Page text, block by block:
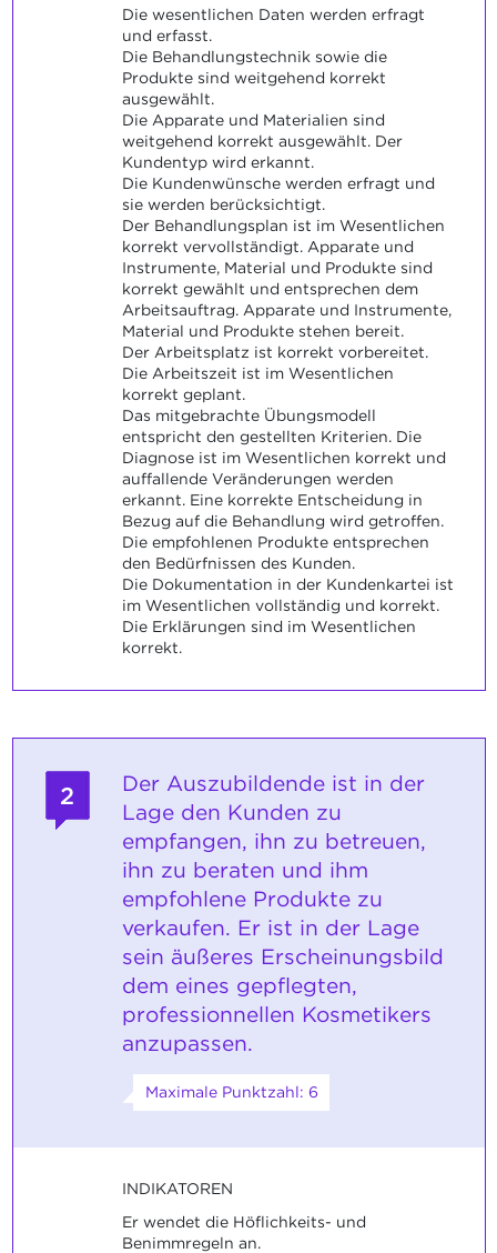
Die wesentlichen Daten werden erfragt
und erfasst.
Die Behandlungstechnik sowie die
Produkte sind weitgehend korrekt
ausgewählt.
Die Apparate und Materialien sind
weitgehend korrekt ausgewählt. Der
Kundentyp wird erkannt.
Die Kundenwünsche werden erfragt und
sie werden berücksichtigt.
Der Behandlungsplan ist im Wesentlichen
korrekt vervollständigt. Apparate und
Instrumente, Material und Produkte sind
korrekt gewählt und entsprechen dem
Arbeitsauftrag. Apparate und Instrumente,
Material und Produkte stehen bereit.
Der Arbeitsplatz ist korrekt vorbereitet.
Die Arbeitszeit ist im Wesentlichen
korrekt geplant.
Das mitgebrachte Übungsmodell
entspricht den gestellten Kriterien. Die
Diagnose ist im Wesentlichen korrekt und
auffallende Veränderungen werden
erkannt. Eine korrekte Entscheidung in
Bezug auf die Behandlung wird getroffen.
Die empfohlenen Produkte entsprechen
den Bedürfnissen des Kunden.
Die Dokumentation in der Kundenkartei ist
im Wesentlichen vollständig und korrekt.
Die Erklärungen sind im Wesentlichen
korrekt.
2
Der Auszubildende ist in der
Lage den Kunden zu
empfangen, ihn zu betreuen,
ihn zu beraten und ihm
empfohlene Produkte zu
verkaufen. Er ist in der Lage
sein äußeres Erscheinungsbild
dem eines gepflegten,
professionnellen Kosmetikers
anzupassen.
Maximale Punktzahl: 6
INDIKATOREN
Er wendet die Höflichkeits- und
Benimmregeln an.